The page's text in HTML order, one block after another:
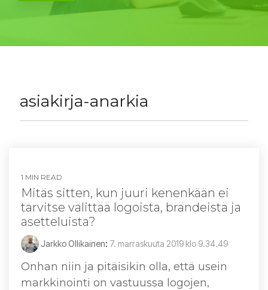
asiakirja-anarkia
1 MIN READ
Mitäs sitten, kun juuri kenenkään ei
tarvitse välittää logoista, brändeistä ja
asetteluista?
Jarkko Ollikainen: 7. marraskuuta 2019 klo 9.34.49
Onhan niin ja pitäisikin olla, että usein
markkinointi on vastuussa logojen,